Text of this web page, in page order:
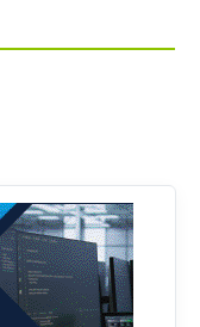
je "kupovina
(koji
starijeg